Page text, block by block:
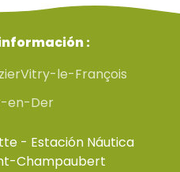
:
Vitry-le-François
en-Der
- Estación Náutica
Champaubert